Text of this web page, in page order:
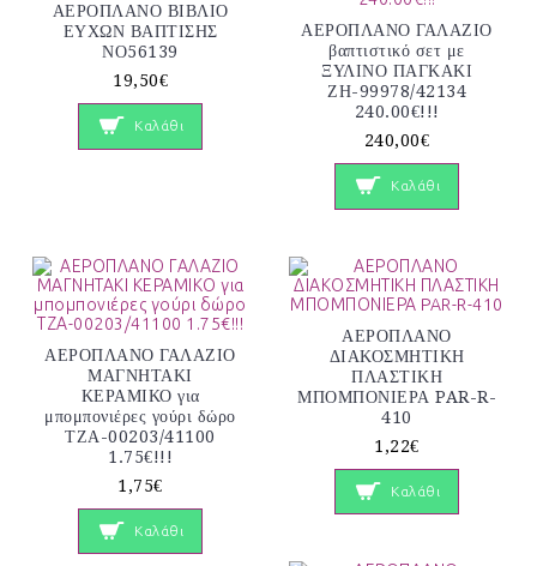
ΑΕΡΟΠΛΑΝΟ ΒΙΒΛΙΟ
ΕΥΧΩΝ ΒΑΠΤΙΣΗΣ
ΝΟ56139
19,50€
Καλάθι
ΑΕΡΟΠΛΑΝΟ ΓΑΛΑΖΙΟ
βαπτιστικό σετ με
ΞΥΛΙΝΟ ΠΑΓΚΑΚΙ
ΖΗ-99978/42134
240.00€!!!
240,00€
Καλάθι
ΑΕΡΟΠΛΑΝΟ ΓΑΛΑΖΙΟ
ΜΑΓΝΗΤΑΚΙ
ΚΕΡΑΜΙΚΟ για
μπομπονιέρες γούρι δώρο
ΤΖΑ-00203/41100
1.75€!!!
1,75€
Καλάθι
ΑΕΡΟΠΛΑΝΟ
ΔΙΑΚΟΣΜΗΤΙΚΗ
ΠΛΑΣΤΙΚΗ
ΜΠΟΜΠΟΝΙΕΡΑ PAR-R-
410
1,22€
Καλάθι